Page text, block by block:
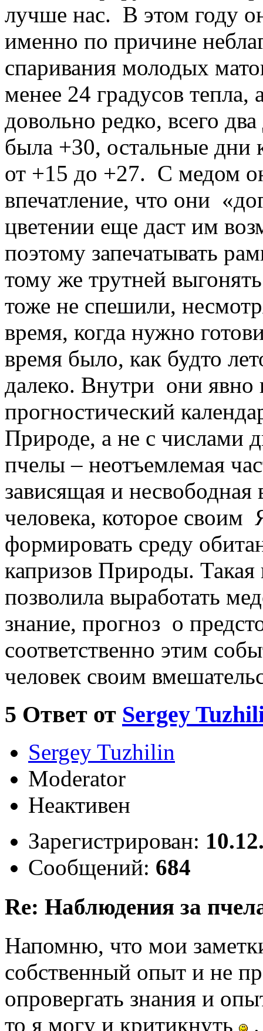
лучше нас. В этом году
именно по причине
спаривания молодых
менее 24 градусов тепла,
довольно редко, всего
была +30, остальные дни
от +15 до +27. С медом
впечатление, что они
цветении еще даст им
поэтому запечатывать
тому же трутней
тоже не спешили,
время, когда нужно
время было, как будто
далеко. Внутри они явно
прогностический
Природе, а не с числами
пчелы – неотъемлемая
зависящая и несвободная
человека, которое
формировать среду
капризов Природы.
позволила выработать
знание, прогноз о
соответственно этим
человек своим
5 Ответ от Sergey
Sergey Tuzhilin
Moderator
Неактивен
Зарегистрирован:
Сообщений: 684
Re: Наблюдения за
Напомню, что мои
собственный опыт и не
опровергать знания и
то я могу и критикнуть